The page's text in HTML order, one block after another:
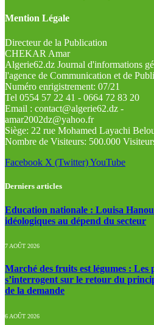
Mention Légale
Directeur de la Publication
CHEKAR Amar
Algerie62.dz Journal d'informations
l'agence de Communication et de
Numéro enrigistrement: 07/21
Tel 0554 57 22 41 - 0664 72 83 20
Email : contact@algerie62.dz -
amar2002dz@yahoo.fr
Siège: 22 rue Mohamed Layachi
Nombre de Visiteurs: 500.000
Facebook X (Twitter)YouTube
Derniers articles
Education nationale : Louisa
idéologiques au dépend du secteur
7 AOÛT 2026
Marché des fruits est légumes : Les
s’interrogent sur le retour du
de la demande
6 AOÛT 2026